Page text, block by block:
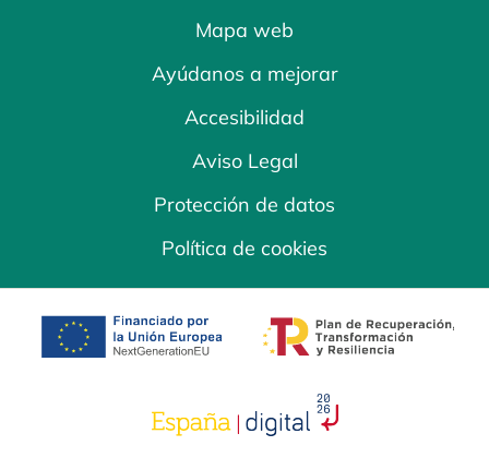
Mapa web
Ayúdanos a mejorar
Accesibilidad
Aviso Legal
Protección de datos
Política de cookies
se abre en una pestaña nuevase abre en una
se abre en una pestaña